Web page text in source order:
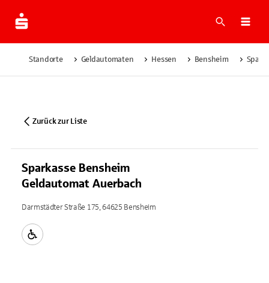
Suche
Standorte Geldautomaten Hessen Bensheim
Zurück zur Liste
Sparkasse Bensheim
Geldautomat Auerbach
Darmstädter Straße 175, 64625 Bensheim